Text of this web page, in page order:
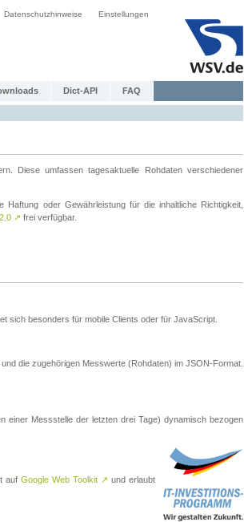
Datenschutzhinweise Einstellungen
Dict-API FAQ
Diese umfassen tagesaktuelle Rohdaten verschiedener
oder Gewährleistung für die inhaltliche Richtigkeit,
↗ frei verfügbar.
sich besonders für mobile Clients oder für JavaScript.
die zugehörigen Messwerte (Rohdaten) im JSON-Format.
einer Messstelle der letzten drei Tage) dynamisch bezogen
auf Google Web Toolkit ↗ und erlaubt